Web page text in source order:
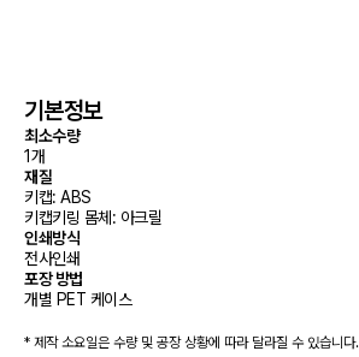
기본정보
최소수량
1개
재질
키캡: ABS
키캡키링 몸체: 아크릴
인쇄방식
전사인쇄
포장 방법
개별 PET 케이스
* 제작 소요일은 수량 및 공장 상황에 따라 달라질 수 있습니다.